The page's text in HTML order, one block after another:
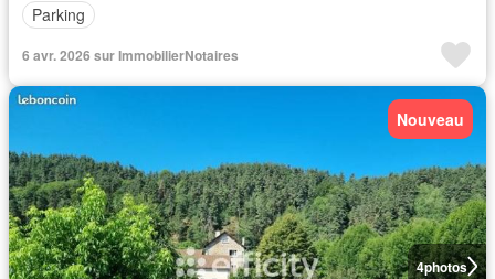
Parking
6 avr. 2026 sur ImmobilierNotaires
4photos
Nouveau